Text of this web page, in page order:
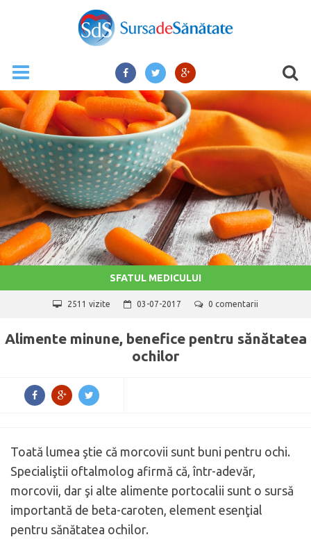
SFATUL MEDICULUI
2511 vizite 03-07-2017 0 comentarii
Alimente minune, benefice pentru sănătatea
ochilor
Toată lumea ştie că morcovii sunt buni pentru ochi.
Specialiştii oftalmolog afirmă că, într-adevăr,
morcovii, dar şi alte alimente portocalii sunt o sursă
importantă de beta-caroten, element esenţial
pentru sănătatea ochilor.